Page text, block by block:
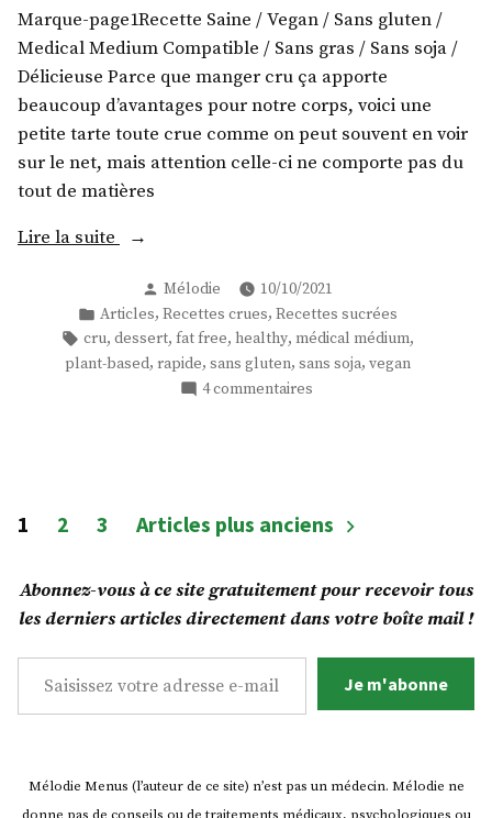
sans
gras
!
Marque-page1Recette Saine / Vegan / Sans gluten /
Medical Medium Compatible / Sans gras / Sans soja /
Délicieuse Parce que manger cru ça apporte
beaucoup d’avantages pour notre corps, voici une
petite tarte toute crue comme on peut souvent en voir
sur le net, mais attention celle-ci ne comporte pas du
tout de matières
Lire la suite
« Tarte
mangue-
framboise
sans
Publié
par
Mélodie
10/10/2021
Publié
dans
Articles, Recettes crues, Recettes sucrées
Étiquettes :
cru, dessert, fat free, healthy, médical médium,
plant-based, rapide, sans gluten, sans soja, vegan
4 commentairessur
noix
gras
Pagination
publications
1 2 3 Articles plus anciens
Abonnez-vous à ce site gratuitement pour recevoir tous
les derniers articles directement dans votre boîte mail !
Saisissez votre adresse e-mail…
Je m'abonne
Mélodie Menus (l’auteur de ce site) n’est pas un médecin. Mélodie ne